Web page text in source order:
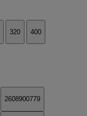
320 400
2608900779